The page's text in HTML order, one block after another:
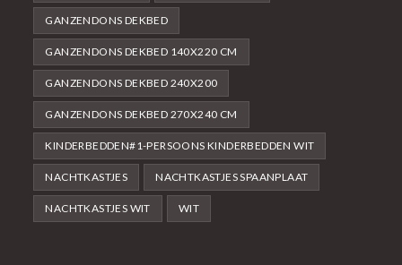
GANZENDONS DEKBED
GANZENDONS DEKBED 140X220 CM
GANZENDONS DEKBED 240X200
GANZENDONS DEKBED 270X240 CM
KINDERBEDDEN#1-PERSOONS KINDERBEDDEN WIT
NACHTKASTJES NACHTKASTJES SPAANPLAAT
NACHTKASTJES WIT WIT